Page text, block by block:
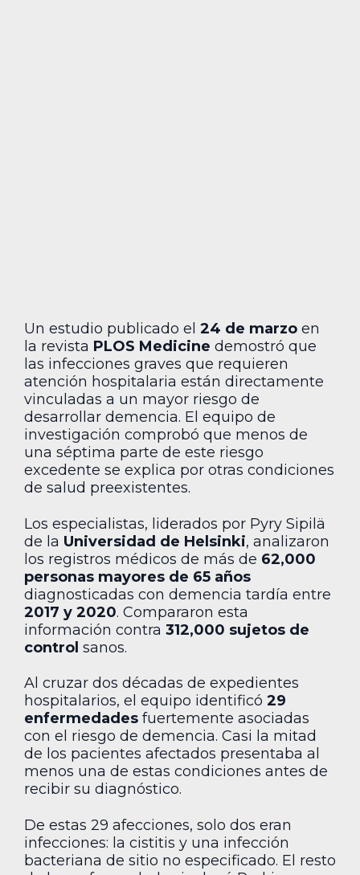
Un estudio publicado el 24 de marzo en
la revista PLOS Medicine demostró que
las infecciones graves que requieren
atención hospitalaria están directamente
vinculadas a un mayor riesgo de
desarrollar demencia. El equipo de
investigación comprobó que menos de
una séptima parte de este riesgo
excedente se explica por otras condiciones
de salud preexistentes.
Los especialistas, liderados por Pyry Sipilä
de la Universidad de Helsinki, analizaron
los registros médicos de más de 62,000
personas mayores de 65 años
diagnosticadas con demencia tardía entre
2017 y 2020. Compararon esta
información contra 312,000 sujetos de
control sanos.
Al cruzar dos décadas de expedientes
hospitalarios, el equipo identificó 29
enfermedades fuertemente asociadas
con el riesgo de demencia. Casi la mitad
de los pacientes afectados presentaba al
menos una de estas condiciones antes de
recibir su diagnóstico.
De estas 29 afecciones, solo dos eran
infecciones: la cistitis y una infección
bacteriana de sitio no especificado. El resto